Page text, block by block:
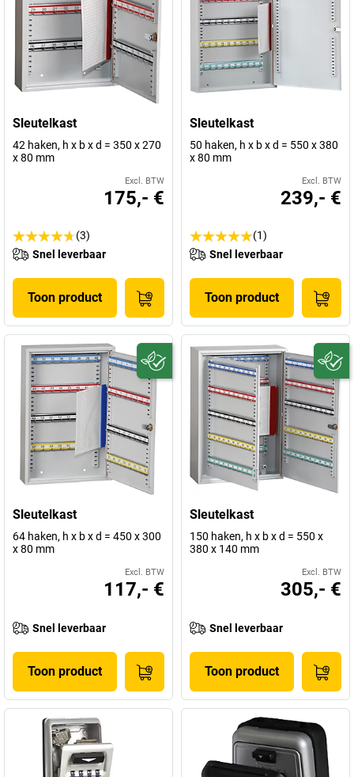
Sleutelkast
42 haken, h x b x d = 350 x 270
x 80 mm
Excl. BTW
175,- €
(3)
Snel leverbaar
Toon product
Sleutelkast
50 haken, h x b x d = 550 x 380
x 80 mm
Excl. BTW
239,- €
(1)
Snel leverbaar
Toon product
Sleutelkast
64 haken, h x b x d = 450 x 300
x 80 mm
Excl. BTW
117,- €
Snel leverbaar
Toon product
Sleutelkast
150 haken, h x b x d = 550 x
380 x 140 mm
Excl. BTW
305,- €
Snel leverbaar
Toon product